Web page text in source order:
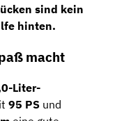
sind kein
hinten.
macht
Liter-
95 PS und